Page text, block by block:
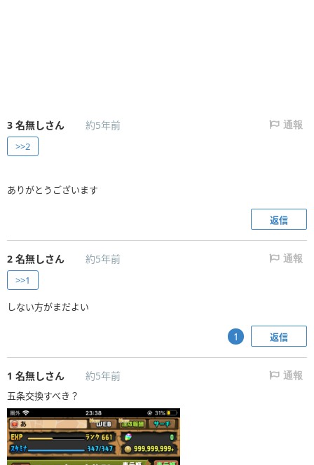
3 名無しさん 約5年前 通報
>>2
ありがとうございます
返信
2 名無しさん 約5年前 通報
>>1
しない方がまだよい
返信
1
1 名無しさん 約5年前 通報
五条交換すべき？